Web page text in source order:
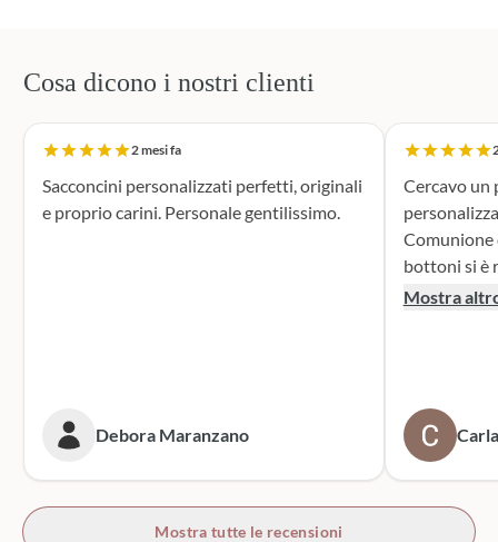
Cosa dicono i nostri clienti
2 mesi fa
Sacconcini personalizzati perfetti, originali
e proprio carini. Personale gentilissimo.
Debora Maranzano
Cercavo
Comunione di
bottoni si è
supporto
prossime
bottoni!
Mostra
Mostra tutte le recensioni